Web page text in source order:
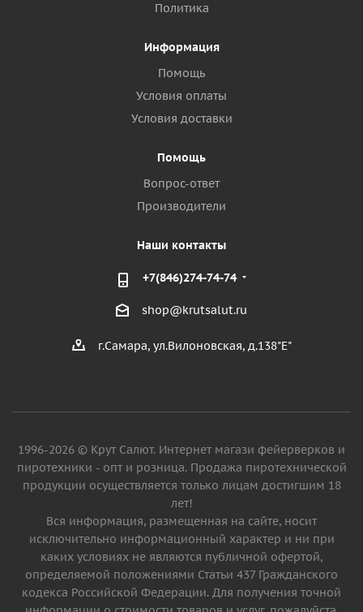
Политика
Информация
Помощь
Условия оплаты
Условия доставки
Помощь
Вопрос-ответ
Производители
Наши контакты
+7(846)274-74-74
shop@krutsalut.ru
г.Самара, ул.Вилоновская, д.138"Е"
1996-2026 © Крут Салют. Интернет магази фейерверков и
пиротехники - опт и розница. Продажа пиротехнической
продукции осуществляется только лицам достигшим 18
лет!
Вся информация, размещенная на сайте, носит
исключительно информационный характер и ни при
каких условиях не являются публичной офертой,
определяемой положениями Статьи 437 Гражданского
кодекса Российской Федерации. Для получения точной